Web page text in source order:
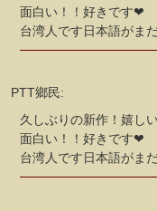
面白い！！好きです❤
台湾人です日本語がま
PTT鄉民:
久しぶりの新作！嬉し
面白い！！好きです❤
台湾人です日本語がま